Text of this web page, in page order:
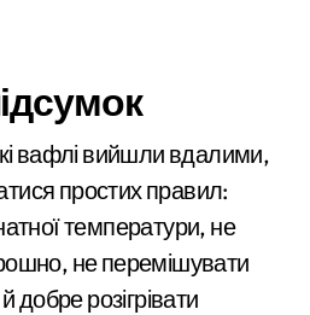
вафлі вийшли вдалими,
простих правил:
температури, не
не перемішувати
добре розігрівати